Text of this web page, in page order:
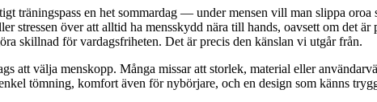
träningspass en het sommardag — under mensen vill man slippa
stressen över att alltid ha mensskydd nära till hands, oavsett om det
skillnad för vardagsfriheten. Det är precis den känslan vi utgår från.
att välja menskopp. Många missar att storlek, material eller
tömning, komfort även för nybörjare, och en design som känns